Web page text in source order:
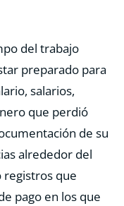
del trabajo
preparado para
salarios,
que perdió
de su
alrededor del
registros que
pago en los que